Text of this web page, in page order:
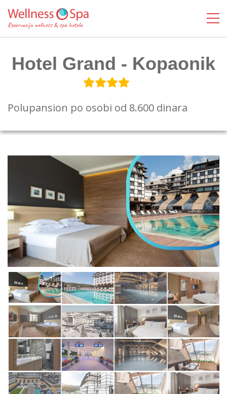
Hotel Grand - Kopaonik
Polupansion po osobi od 8.600 dinara